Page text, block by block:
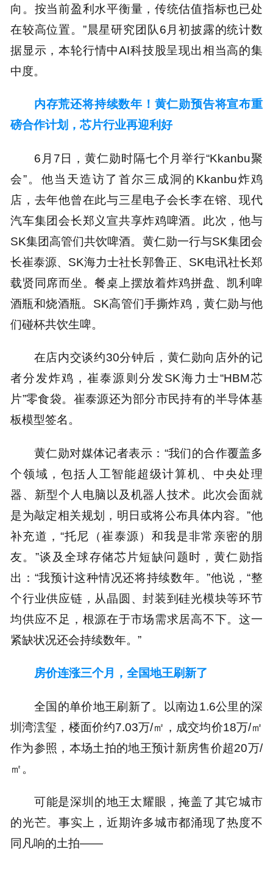
向。按当前盈利水平衡量，传统估值指标也已处
在较高位置。”晨星研究团队6月初披露的统计数
据显示，本轮行情中AI科技股呈现出相当高的集
中度。
内存荒还将持续数年！黄仁勋预告将宣布重
磅合作计划，芯片行业再迎利好
6月7日，黄仁勋时隔七个月举行“Kkanbu聚
会”。他当天造访了首尔三成洞的Kkanbu炸鸡
店，去年他曾在此与三星电子会长李在镕、现代
汽车集团会长郑义宣共享炸鸡啤酒。此次，他与
SK集团高管们共饮啤酒。黄仁勋一行与SK集团会
长崔泰源、SK海力士社长郭鲁正、SK电讯社长郑
载贤同席而坐。餐桌上摆放着炸鸡拼盘、凯利啤
酒瓶和烧酒瓶。SK高管们手撕炸鸡，黄仁勋与他
们碰杯共饮生啤。
在店内交谈约30分钟后，黄仁勋向店外的记
者分发炸鸡，崔泰源则分发SK海力士“HBM芯
片”零食袋。崔泰源还为部分市民持有的半导体基
板模型签名。
黄仁勋对媒体记者表示：“我们的合作覆盖多
个领域，包括人工智能超级计算机、中央处理
器、新型个人电脑以及机器人技术。此次会面就
是为敲定相关规划，明日或将公布具体内容。”他
补充道，“托尼（崔泰源）和我是非常亲密的朋
友。”谈及全球存储芯片短缺问题时，黄仁勋指
出：“我预计这种情况还将持续数年。”他说，“整
个行业供应链，从晶圆、封装到硅光模块等环节
均供应不足，根源在于市场需求居高不下。这一
紧缺状况还会持续数年。”
房价连涨三个月，全国地王刷新了
全国的单价地王刷新了。以南边1.6公里的深
圳湾澐玺，楼面价约7.03万/㎡，成交均价18万/㎡
作为参照，本场土拍的地王预计新房售价超20万/
㎡。
可能是深圳的地王太耀眼，掩盖了其它城市
的光芒。事实上，近期许多城市都涌现了热度不
同凡响的土拍——